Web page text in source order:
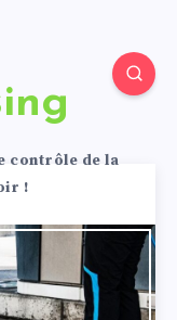
contrôle de la
!